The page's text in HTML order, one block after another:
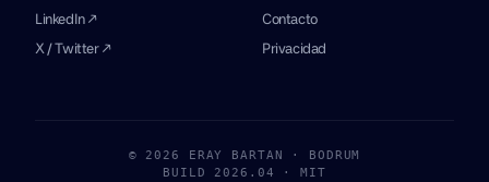
LinkedIn ↗
X / Twitter ↗
Contacto
Privacidad
© 2026 ERAY BARTAN · BODRUM
BUILD 2026.04 · MIT